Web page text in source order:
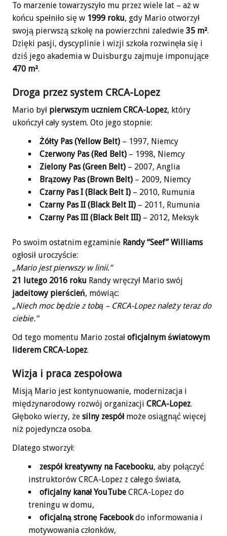
To marzenie towarzyszyło mu przez wiele lat – aż w
końcu spełniło się w 1999 roku, gdy Mario otworzył
swoją pierwszą szkołę na powierzchni zaledwie 35 m².
Dzięki pasji, dyscyplinie i wizji szkoła rozwinęła się i
dziś jego akademia w Duisburgu zajmuje imponujące
470 m².
Droga przez system CRCA-Lopez
Mario był pierwszym uczniem CRCA-Lopez, który
ukończył cały system. Oto jego stopnie:
Żółty Pas (Yellow Belt) – 1997, Niemcy
Czerwony Pas (Red Belt) – 1998, Niemcy
Zielony Pas (Green Belt) – 2007, Anglia
Brązowy Pas (Brown Belt) – 2009, Niemcy
Czarny Pas I (Black Belt I) – 2010, Rumunia
Czarny Pas II (Black Belt II) – 2011, Rumunia
Czarny Pas III (Black Belt III) – 2012, Meksyk
Po swoim ostatnim egzaminie Randy “Seef” Williams
ogłosił uroczyście:
„Mario jest pierwszy w linii.”
21 lutego 2016 roku Randy wręczył Mario swój
jadeitowy pierścień, mówiąc:
„Niech moc będzie z tobą – CRCA-Lopez należy teraz do
ciebie.”
Od tego momentu Mario został oficjalnym światowym
liderem CRCA-Lopez.
Wizja i praca zespołowa
Misją Mario jest kontynuowanie, modernizacja i
międzynarodowy rozwój organizacji CRCA-Lopez.
Głęboko wierzy, że silny zespółmoże osiągnąć więcej
niż pojedyncza osoba.
Dlatego stworzył:
zespół kreatywny na Facebooku, aby połączyć
instruktorów CRCA-Lopez z całego świata,
oficjalny kanał YouTube CRCA-Lopez do
treningu w domu,
oficjalną stronę Facebookdo informowania i
motywowania członków,